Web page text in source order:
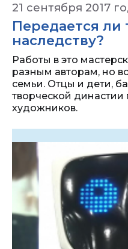
21 сентября 2017
Передается ли
наследству?
Работы в это
разным авторам, но
семьи. Отцы и дети,
творческой династии
художников.